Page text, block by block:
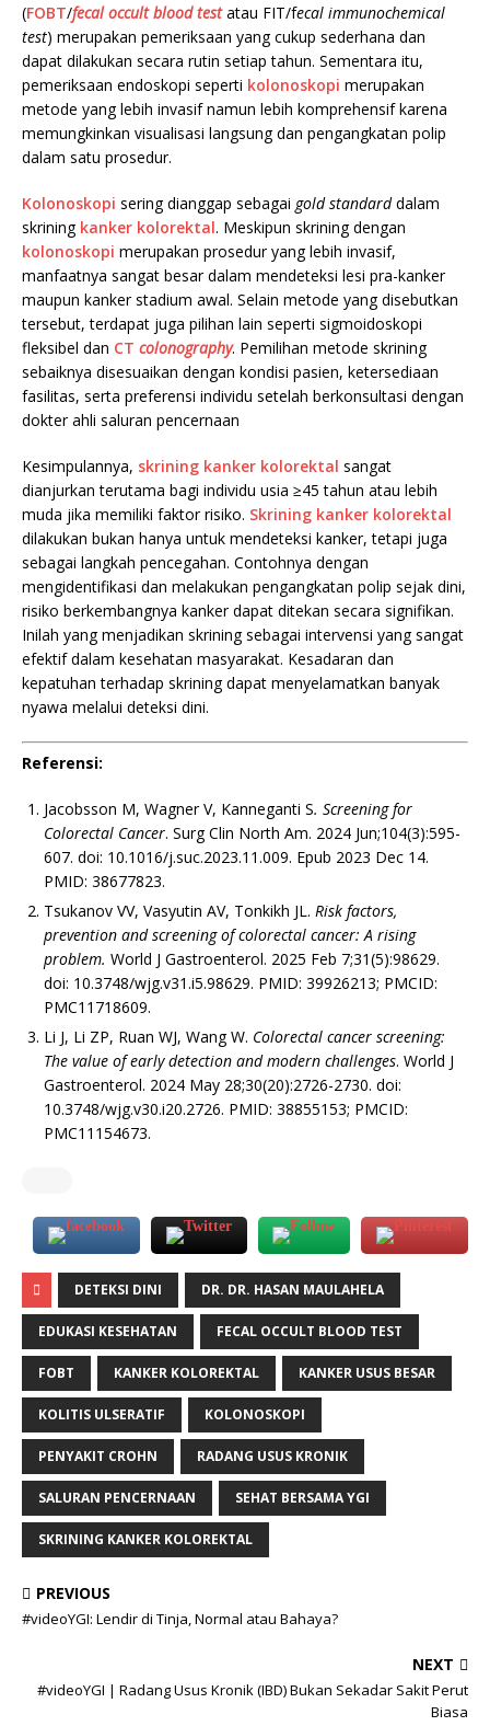
(FOBT/fecal occult blood testatau FIT/fecal immunochemical
test) merupakan pemeriksaan yang cukup sederhana dan
dapat dilakukan secara rutin setiap tahun. Sementara itu,
pemeriksaan endoskopi seperti kolonoskopi merupakan
metode yang lebih invasif namun lebih komprehensif karena
memungkinkan visualisasi langsung dan pengangkatan polip
dalam satu prosedur.
Kolonoskopi sering dianggap sebagai gold standarddalam
skrining kanker kolorektal. Meskipun skrining dengan
kolonoskopi merupakan prosedur yang lebih invasif,
manfaatnya sangat besar dalam mendeteksi lesi pra-kanker
maupun kanker stadium awal. Selain metode yang disebutkan
tersebut, terdapat juga pilihan lain seperti sigmoidoskopi
fleksibel dan CT colonography. Pemilihan metode skrining
sebaiknya disesuaikan dengan kondisi pasien, ketersediaan
fasilitas, serta preferensi individu setelah berkonsultasi dengan
dokter ahli saluran pencernaan
Kesimpulannya, skrining kanker kolorektal sangat
dianjurkan terutama bagi individu usia ≥45 tahun atau lebih
muda jika memiliki faktor risiko. Skrining kanker kolorektal
dilakukan bukan hanya untuk mendeteksi kanker, tetapi juga
sebagai langkah pencegahan. Contohnya dengan
mengidentifikasi dan melakukan pengangkatan polip sejak dini,
risiko berkembangnya kanker dapat ditekan secara signifikan.
Inilah yang menjadikan skrining sebagai intervensi yang sangat
efektif dalam kesehatan masyarakat. Kesadaran dan
kepatuhan terhadap skrining dapat menyelamatkan banyak
nyawa melalui deteksi dini.
Referensi:
Jacobsson M, Wagner V, Kanneganti S. Screening for
Colorectal Cancer. Surg Clin North Am. 2024 Jun;104(3):595-
607. doi: 10.1016/j.suc.2023.11.009. Epub 2023 Dec 14.
PMID: 38677823.
Tsukanov VV, Vasyutin AV, Tonkikh JL. Risk factors,
prevention and screening of colorectal cancer: A rising
problem. World J Gastroenterol. 2025 Feb 7;31(5):98629.
doi: 10.3748/wjg.v31.i5.98629. PMID: 39926213; PMCID:
PMC11718609.
Li J, Li ZP, Ruan WJ, Wang W. Colorectal cancer screening:
The value of early detection and modern challenges. World J
Gastroenterol. 2024 May 28;30(20):2726-2730. doi:
10.3748/wjg.v30.i20.2726. PMID: 38855153; PMCID:
PMC11154673.
DETEKSI DINI DR. DR. HASAN MAULAHELA
EDUKASI KESEHATAN FECAL OCCULT BLOOD TEST
FOBT KANKER KOLOREKTAL KANKER USUS BESAR
KOLITIS ULSERATIF KOLONOSKOPI
PENYAKIT CROHN RADANG USUS KRONIK
SALURAN PENCERNAAN SEHAT BERSAMA YGI
SKRINING KANKER KOLOREKTAL
PREVIOUS
#videoYGI: Lendir di Tinja, Normal atau Bahaya?
NEXT
#videoYGI | Radang Usus Kronik (IBD) Bukan Sekadar Sakit Perut
Biasa